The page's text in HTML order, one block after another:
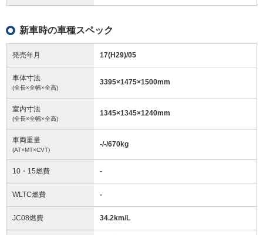
新車時の車種スペック
発売年月 17(H29)/05
車体寸法
(全長×全幅×全高)
3395×1475×1500mm
室内寸法
(全長×全幅×全高)
1345×1345×1240mm
車両重量
(AT×MT×CVT)
-/-/670kg
10・15燃費 -
WLTC燃費 -
JC08燃費 34.2km/L